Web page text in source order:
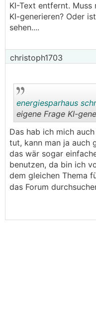
KI-Text entfernt.
KI-generieren? Oder
sehen....
christoph1703
energiesparhaus
eigene Frage KI-
Das hab ich mich
tut, kann man ja auch
das wär sogar
benutzen, da bin ich
dem gleichen Thema
das Forum